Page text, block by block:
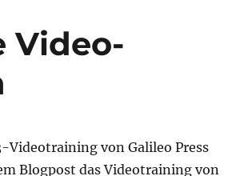
Video-
Videotraining von Galileo Press
Blogpost das Videotraining von